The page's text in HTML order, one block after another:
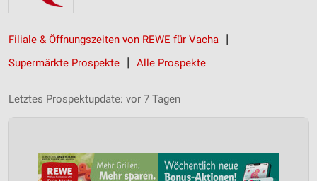
Filiale & Öffnungszeiten von REWE für Vacha
Supermärkte Prospekte
Alle Prospekte
Letztes Prospektupdate: vor 7 Tagen